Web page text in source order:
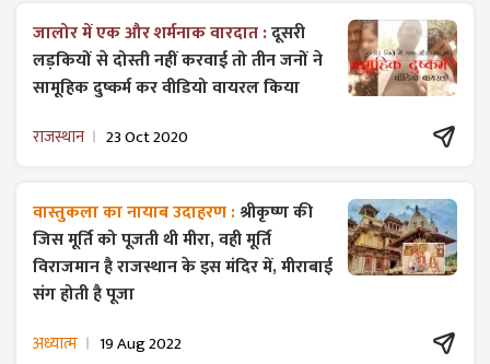
जालोर में एक और शर्मनाक वारदात :दूसरी
लड़कियों से दोस्ती नहीं करवाई तो तीन जनों ने
सामूहिक दुष्कर्म कर वीडियो वायरल किया
राजस्थान 23 Oct 2020
वास्तुकला का नायाब उदाहरण :श्रीकृष्ण की
जिस मूर्ति को पूजती थी मीरा, वही मूर्ति
विराजमान है राजस्थान के इस मंदिर में, मीराबाई
संग होती है पूजा
अध्यात्म 19 Aug 2022